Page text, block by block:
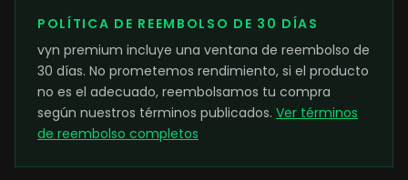
POLÍTICA DE REEMBOLSO DE 30 DÍAS
vyn premium incluye una ventana de reembolso de
30 días. No prometemos rendimiento, si el producto
no es el adecuado, reembolsamos tu compra
según nuestros términos publicados. Ver términos
de reembolso completos